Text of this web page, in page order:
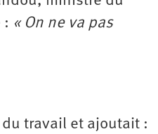
: « On ne va pas
travail et ajoutait :